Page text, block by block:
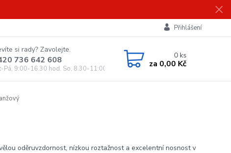
Přihlášení
si rady? Zavolejte.
736 642 608
Pá, 9:00-16.30 hod. So, 8.30-11:00 hod.)
0ks
za 0,00 Kč
oděruvzdornost, nízkou roztažnost a excelentní nosnost v